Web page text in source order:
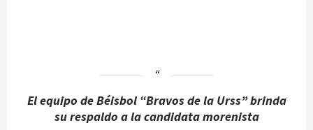
El equipo de Béisbol “Bravos de la Urss” brinda
su respaldo a la candidata morenista